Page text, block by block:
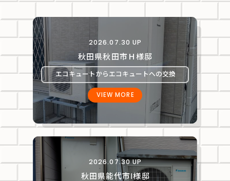
2026.07.30 UP
秋田県秋田市Ｈ様邸
エコキュートからエコキュートへの交換
VIEW MORE
2026.07.30 UP
秋田県能代市Ⅰ様邸